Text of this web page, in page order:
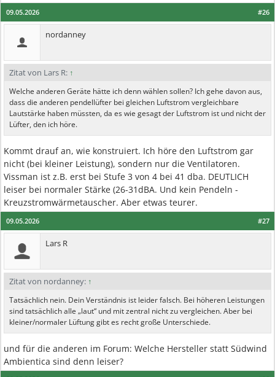
#26
09.05.2026
nordanney
Zitat von Lars R: ↑
Welche anderen Geräte hätte ich denn wählen sollen? Ich gehe davon aus,
dass die anderen pendellüfter bei gleichen Luftstrom vergleichbare
Lautstärke haben müssten, da es wie gesagt der Luftstrom ist und nicht der
Lüfter, den ich höre.
Kommt drauf an, wie konstruiert. Ich höre den Luftstrom gar
nicht (bei kleiner Leistung), sondern nur die Ventilatoren.
Vissman ist z.B. erst bei Stufe 3 von 4 bei 41 dba. DEUTLICH
leiser bei normaler Stärke (26-31dBA. Und kein Pendeln -
Kreuzstromwärmetauscher. Aber etwas teurer.
#27
09.05.2026
Lars R
Zitat von nordanney: ↑
Tatsächlich nein. Dein Verständnis ist leider falsch. Bei höheren Leistungen
sind tatsächlich alle „laut“ und mit zentral nicht zu vergleichen. Aber bei
kleiner/normaler Lüftung gibt es recht große Unterschiede.
und für die anderen im Forum: Welche Hersteller statt Südwind
Ambientica sind denn leiser?